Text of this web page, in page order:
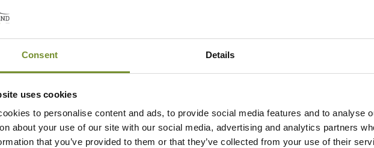
Consent Details
uses cookies
to personalise content and ads, to provide social media features and to analyse
about your use of our site with our social media, advertising and analytics partners
that you’ve provided to them or that they’ve collected from your use of their
de ce casque et sa résistance, le serre-tête
une armature en métal.
versionUltimate Power Muff Quads, compact et
partout.
du casque électronique Ultimate Power de
de volumes indépendants gauche et droite pour
sons jusque par 9. Combiné au réglage
pouvez ainsi privilégier différents sons pour mieux
un chien de la traque s'approchant ou les autres